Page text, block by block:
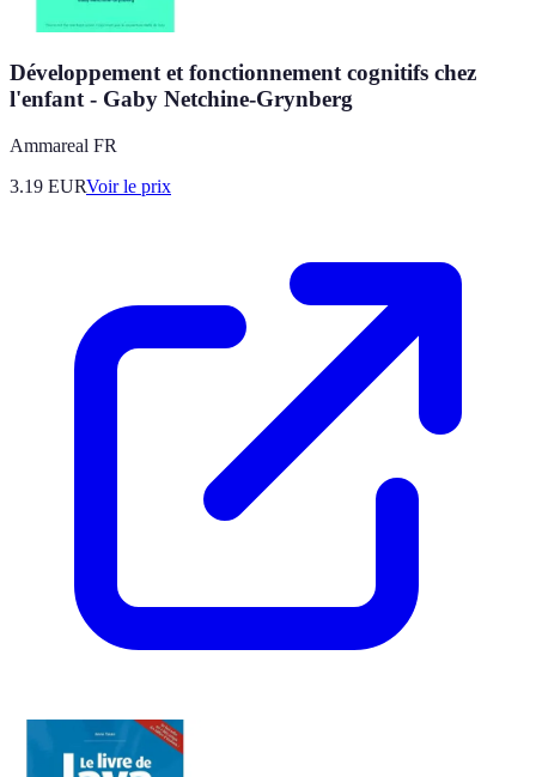
Développement et fonctionnement cognitifs chez
l'enfant - Gaby Netchine-Grynberg
Ammareal FR
3.19 EURVoir le prix